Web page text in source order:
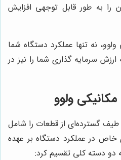
را به طور قابل توجهی افزایش
نه تنها عملکرد دستگاه شما
سرمایه گذاری شما را نیز در
ولوو
طیف گسترده‌ای از قطعات را شامل
در عملکرد دستگاه بر عهده
دو دسته کلی تقسیم کرد: